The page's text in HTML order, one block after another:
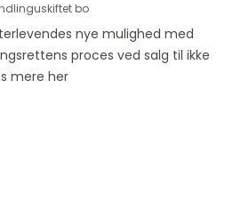
uskiftet bo
nye mulighed med
proces ved salg til ikke
mere her